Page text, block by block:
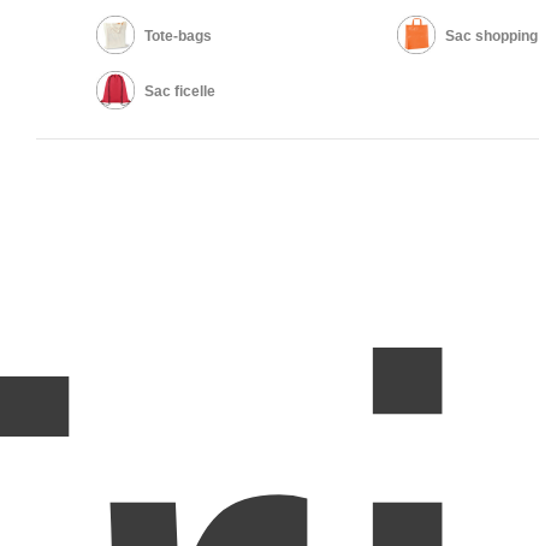
Tote-bags Sac shopping
Sac ficelle